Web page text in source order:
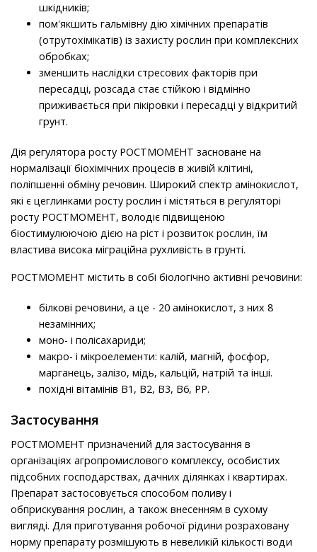
шкідників;
пом'якшить гальмівну дію хімічних препаратів
(отрутохімікатів) із захисту рослин при комплексних
обробках;
зменшить наслідки стресових факторів при
пересадці, розсада стає стійкою і відмінно
приживається при пікіровки і пересадці у відкритий
грунт.
Дія регулятора росту РОСТМОМЕНТ засноване на
нормалізації біохімічних процесів в живій клітині,
поліпшенні обміну речовин. Широкий спектр амінокислот,
які є цеглинками росту рослин і містяться в регуляторі
росту РОСТМОМЕНТ, володіє підвищеною
біостимулюючою дією на ріст і розвиток рослин, їм
властива висока міграційна рухливість в грунті.
РОСТМОМЕНТ містить в собі біологічно активні речовини:
білкові речовини, а це - 20 амінокислот, з них 8
незамінних;
моно- і полісахариди;
макро- і мікроелементи: калій, магній, фосфор,
марганець, залізо, мідь, кальцій, натрій та інші.
похідні вітамінів В1, В2, В3, В6, РР.
Застосування
РОСТМОМЕНТ призначений для застосування в
організаціях агропромислового комплексу, особистих
підсобних господарствах, дачних ділянках і квартирах.
Препарат застосовується способом поливу і
обприскування рослин, а також внесенням в сухому
вигляді. Для приготування робочої рідини розраховану
норму препарату розмішують в невеликій кількості води